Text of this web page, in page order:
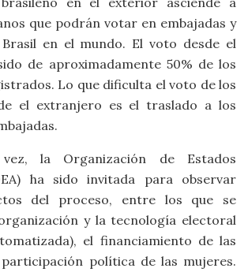
que podrán votar en embajadas y
en el mundo. El voto desde el
de aproximadamente 50% de los
Lo que dificulta el voto de los
el extranjero es el traslado a los
la Organización de Estados
ha sido invitada para observar
del proceso, entre los que se
y la tecnología electoral
el financiamiento de las
política de las mujeres.